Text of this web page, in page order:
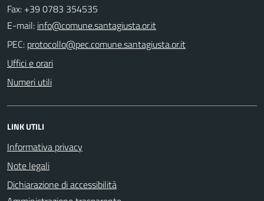
Fax: +39 0783 354535
E-mail:
PEC:
Uffici e orari
Numeri utili
LINK UTILI
Informativa privacy
Note legali
Dichiarazione di accessibilità